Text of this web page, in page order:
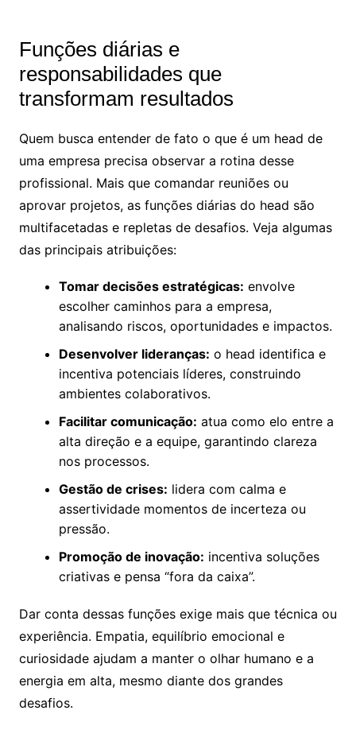
Funções diárias e
responsabilidades que
transformam resultados
Quem busca entender de fato o que é um head de
uma empresa precisa observar a rotina desse
profissional. Mais que comandar reuniões ou
aprovar projetos, as funções diárias do head são
multifacetadas e repletas de desafios. Veja algumas
das principais atribuições:
Tomar decisões estratégicas: envolve
escolher caminhos para a empresa,
analisando riscos, oportunidades e impactos.
Desenvolver lideranças: o head identifica e
incentiva potenciais líderes, construindo
ambientes colaborativos.
Facilitar comunicação: atua como elo entre a
alta direção e a equipe, garantindo clareza
nos processos.
Gestão de crises: lidera com calma e
assertividade momentos de incerteza ou
pressão.
Promoção de inovação: incentiva soluções
criativas e pensa “fora da caixa”.
Dar conta dessas funções exige mais que técnica ou
experiência. Empatia, equilíbrio emocional e
curiosidade ajudam a manter o olhar humano e a
energia em alta, mesmo diante dos grandes
desafios.